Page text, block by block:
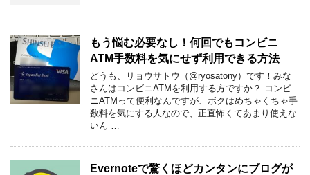
もう悩む必要なし！何回でもコンビニ
ATM手数料を気にせず利用できる方法
どうも、リョウサトウ（@ryosatony）です！みな
さんはコンビニATMを利用する方ですか？ コンビ
ニATMって便利なんですが、ボクはめちゃくちゃ手
数料を気にする人なので、正直怖くてあまり使えな
いん …
Evernoteで驚くほどカンタンにブログが